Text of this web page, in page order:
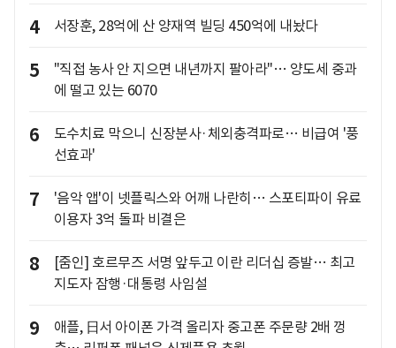
4 서장훈, 28억에 산 양재역 빌딩 450억에 내놨다
5
"직접 농사 안 지으면 내년까지 팔아라"… 양도세 중과
에 떨고 있는 6070
6
도수치료 막으니 신장분사·체외충격파로… 비급여 '풍
선효과'
7
'음악 앱'이 넷플릭스와 어깨 나란히… 스포티파이 유료
이용자 3억 돌파 비결은
8
[줌인] 호르무즈 서명 앞두고 이란 리더십 증발… 최고
지도자 잠행·대통령 사임설
9
애플, 日서 아이폰 가격 올리자 중고폰 주문량 2배 껑